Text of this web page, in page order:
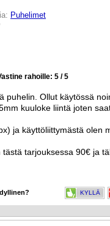
Puhelimet
rahoille: 5 / 5
puhelin. Ollut käytössä
kuuloke liintä joten
ja käyttöliittymästä olen
tarjouksessa 90€ ja
KYLLÄ